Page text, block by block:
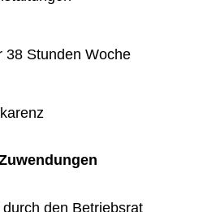
38 Stunden Woche
den Betriebsrat